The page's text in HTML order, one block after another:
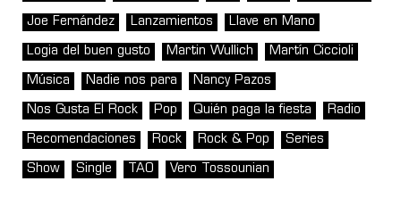
Joe Fernández Lanzamientos Llave en Mano
Logia del buen gusto Martin Wullich Martín Ciccioli
Música Nadie nos para Nancy Pazos
Nos Gusta El Rock Pop Quién paga la fiesta Radio
Recomendaciones Rock Rock & Pop Series
Show Single TAO Vero Tossounian